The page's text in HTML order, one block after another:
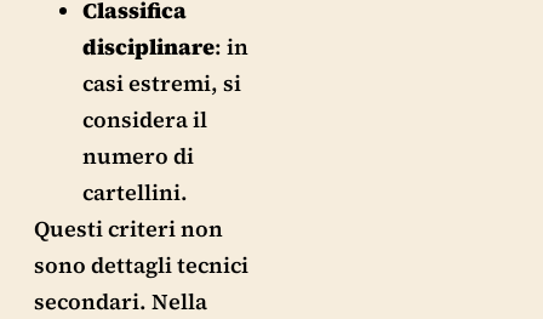
Classifica
disciplinare: in
casi estremi, si
considera il
numero di
cartellini.
Questi criteri non
sono dettagli tecnici
secondari. Nella